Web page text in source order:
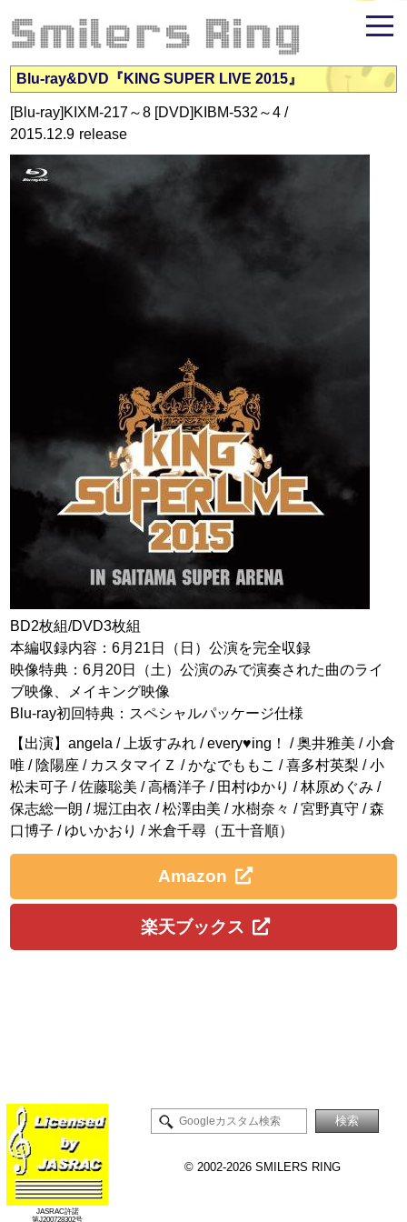
米倉千尋ファンサイト - Smilers Ring
Blu-ray&DVD『KING SUPER LIVE 2015』
[Blu-ray]KIXM-217～8 [DVD]KIBM-532～4 /
2015.12.9 release
BD2枚組/DVD3枚組
本編収録内容：6月21日（日）公演を完全収録
映像特典：6月20日（土）公演のみで演奏された曲のライ
ブ映像、メイキング映像
Blu-ray初回特典：スペシャルパッケージ仕様
【出演】angela / 上坂すみれ / every♥ing！ / 奥井雅美 / 小倉
唯 / 陰陽座 / カスタマイＺ / かなでももこ / 喜多村英梨 / 小
松未可子 / 佐藤聡美 / 高橋洋子 / 田村ゆかり / 林原めぐみ /
保志総一朗 / 堀江由衣 / 松澤由美 / 水樹奈々 / 宮野真守 / 森
口博子 / ゆいかおり / 米倉千尋（五十音順）
Amazon
楽天ブックス
JASRAC許諾
第J200728302号
© 2002-2026 SMILERS RING